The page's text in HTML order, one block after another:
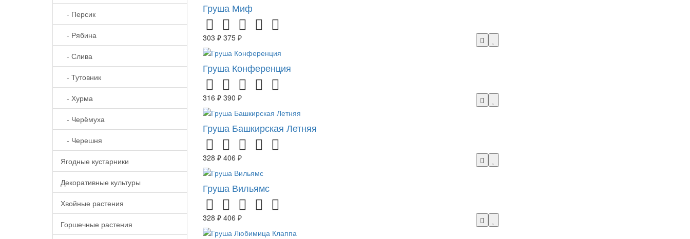
- Персик
- Рябина
- Слива
- Тутовник
- Хурма
- Черёмуха
- Черешня
Ягодные кустарники
Декоративные культуры
Хвойные растения
Горшечные растения
Груша Миф
303 ₽ 375 ₽
Груша Конференция
316 ₽ 390 ₽
Груша Башкирская Летняя
328 ₽ 406 ₽
Груша Вильямс
328 ₽ 406 ₽